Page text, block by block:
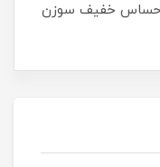
خفیف سوزن